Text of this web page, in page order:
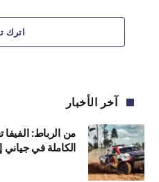
اترك
آخر الأخبار
من الرباط: الفيفا
الكاملة في جياني